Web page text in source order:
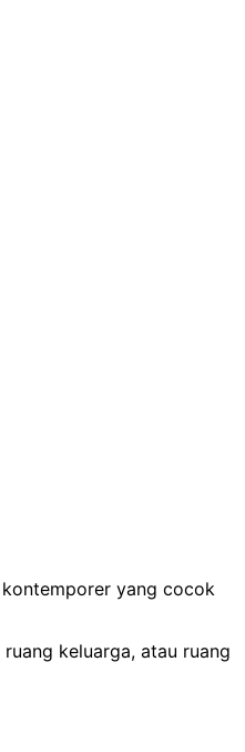
yang cocok
keluarga, atau ruang